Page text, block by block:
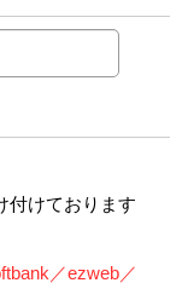
付けております
／ezweb／